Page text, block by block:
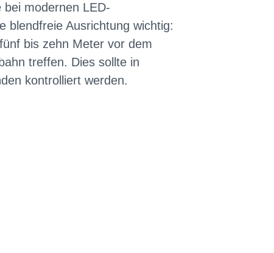
modernen LED-
blendfreie Ausrichtung wichtig:
bis zehn Meter vor dem
treffen. Dies sollte in
kontrolliert werden.